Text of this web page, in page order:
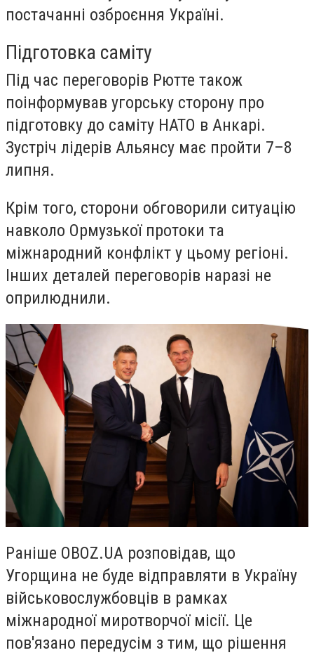
постачанні озброєння Україні.
Підготовка саміту
Під час переговорів Рютте також
поінформував угорську сторону про
підготовку до саміту НАТО в Анкарі.
Зустріч лідерів Альянсу має пройти 7–8
липня.
Крім того, сторони обговорили ситуацію
навколо Ормузької протоки та
міжнародний конфлікт у цьому регіоні.
Інших деталей переговорів наразі не
оприлюднили.
Раніше OBOZ.UA розповідав, що
Угорщина не буде відправляти в Україну
військовослужбовців в рамках
міжнародної миротворчої місії. Це
пов'язано передусім з тим, що рішення